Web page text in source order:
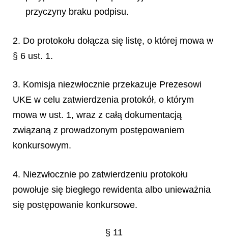
przyczyny braku podpisu.
2. Do protokołu dołącza się listę, o której mowa w
§ 6 ust. 1.
3. Komisja niezwłocznie przekazuje Prezesowi
UKE w celu zatwierdzenia protokół, o którym
mowa w ust. 1, wraz z całą dokumentacją
związaną z prowadzonym postępowaniem
konkursowym.
4. Niezwłocznie po zatwierdzeniu protokołu
powołuje się biegłego rewidenta albo unieważnia
się postępowanie konkursowe.
§ 11